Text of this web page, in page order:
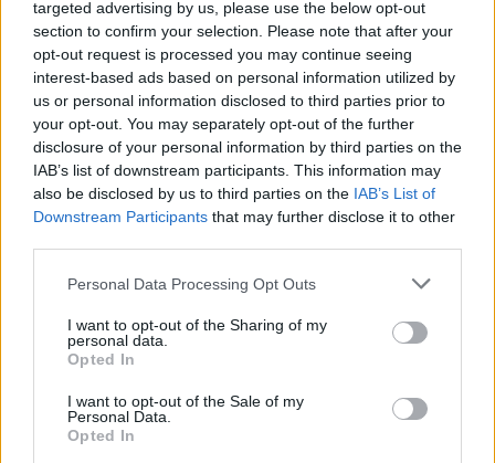
targeted advertising by us, please use the below opt-out
section to confirm your selection. Please note that after your
opt-out request is processed you may continue seeing
interest-based ads based on personal information utilized by
us or personal information disclosed to third parties prior to
your opt-out. You may separately opt-out of the further
disclosure of your personal information by third parties on the
IAB’s list of downstream participants. This information may
also be disclosed by us to third parties on the IAB’s List of
Downstream Participants that may further disclose it to other
Personal Data Processing Opt Outs
I want to opt-out of the Sharing of my
personal data.
Opted In
I want to opt-out of the Sale of my
Personal Data.
Opted In
UUTISET
Leskeneläke ei kuulu kaikille –
Kela muistuttaa tärkeästä
ikärajasta
2